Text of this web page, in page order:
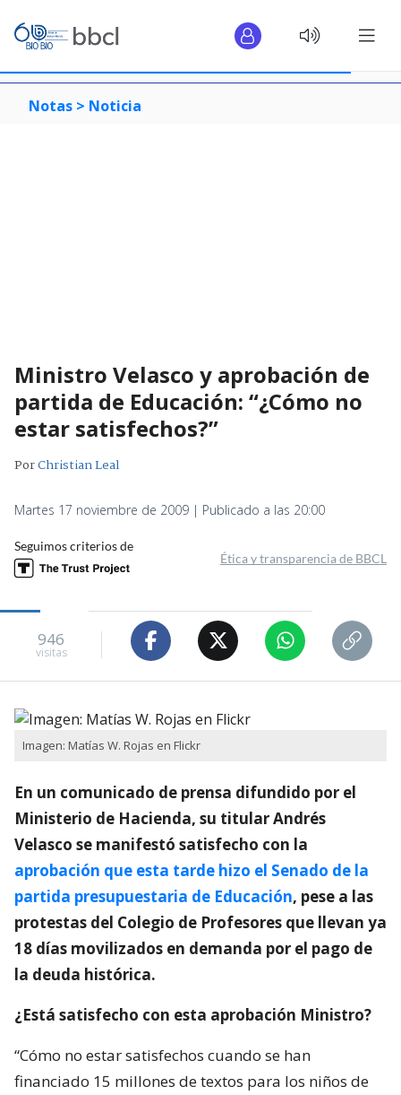
Notas > Noticia
Ministro Velasco y aprobación de
partida de Educación: “¿Cómo no
estar satisfechos?”
PorChristian Leal
Martes 17 noviembre de 2009 | Publicado a las 20:00
Seguimos criterios de
Ética y transparencia de BBCL
946
visitas
Imagen: Matías W. Rojas en Flickr
En un comunicado de prensa difundido por el
Ministerio de Hacienda, su titular Andrés
Velasco se manifestó satisfecho con la
aprobación que esta tarde hizo el Senado de la
partida presupuestaria de Educación, pese a las
protestas del Colegio de Profesores que llevan ya
18 días movilizados en demanda por el pago de
la deuda histórica.
¿Está satisfecho con esta aprobación Ministro?
“Cómo no estar satisfechos cuando se han
financiado 15 millones de textos para los niños de